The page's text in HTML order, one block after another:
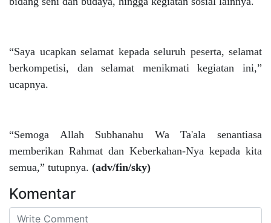
“Saya ucapkan selamat kepada seluruh peserta, selamat
berkompetisi, dan selamat menikmati kegiatan ini,”
ucapnya.
“Semoga Allah Subhanahu Wa Ta'ala senantiasa
memberikan Rahmat dan Keberkahan-Nya kepada kita
semua,” tutupnya. (adv/fin/sky)
Komentar